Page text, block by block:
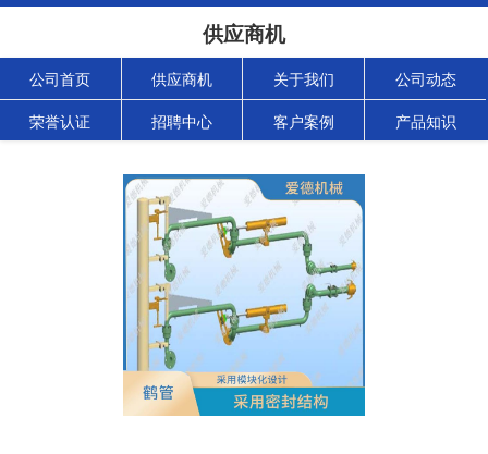
供应商机
公司首页 供应商机 关于我们 公司动态
荣誉认证 招聘中心 客户案例 产品知识